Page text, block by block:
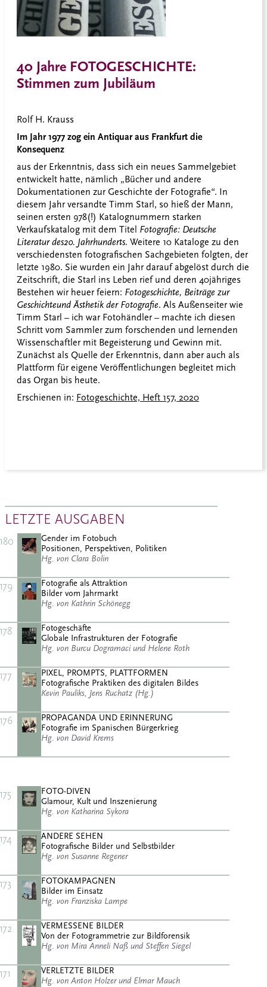
40 Jahre FOTOGESCHICHTE:
Stimmen zum Jubiläum
Rolf H. Krauss
Im Jahr 1977 zog ein Antiquar aus Frankfurt die
Konsequenz
aus der Erkenntnis, dass sich ein neues Sammelgebiet
entwickelt hatte, nämlich „Bücher und andere
Dokumentationen zur Geschichte der Fotografie“. In
diesem Jahr versandte Timm Starl, so hieß der Mann,
seinen ersten 978(!) Katalognummern starken
Verkaufskatalog mit dem Titel Fotografie: Deutsche
Literatur des20. Jahrhunderts. Weitere 10 Kataloge zu den
verschiedensten fotografischen Sachgebieten folgten, der
letzte 1980. Sie wurden ein Jahr darauf abgelöst durch die
Zeitschrift, die Starl ins Leben rief und deren 40jähriges
Bestehen wir heuer feiern: Fotogeschichte, Beiträge zur
Geschichteund Ästhetik der Fotografie. Als Außenseiter wie
Timm Starl – ich war Fotohändler – machte ich diesen
Schritt vom Sammler zum forschenden und lernenden
Wissenschaftler mit Begeisterung und Gewinn mit.
Zunächst als Quelle der Erkenntnis, dann aber auch als
Plattform für eigene Veröffentlichungen begleitet mich
das Organ bis heute.
Erschienen in: Fotogeschichte, Heft 157, 2020
LETZTE AUSGABEN
180
Gender im Fotobuch
Positionen, Perspektiven, Politiken
Hg. von Clara Bolin
179
Fotografie als Attraktion
Bilder vom Jahrmarkt
Hg. von Kathrin Schönegg
178
Fotogeschäfte
Globale Infrastrukturen der Fotografie
Hg. von Burcu Dogramaci und Helene Roth
177
PIXEL, PROMPTS, PLATTFORMEN
Fotografische Praktiken des digitalen Bildes
Kevin Pauliks, Jens Ruchatz (Hg.)
176
PROPAGANDA UND ERINNERUNG
Fotografie im Spanischen Bürgerkrieg
Hg. von David Krems
175
FOTO-DIVEN
Glamour, Kult und Inszenierung
Hg. von Katharina Sykora
174
ANDERE SEHEN
Fotografische Bilder und Selbstbilder
Hg. von Susanne Regener
173
FOTOKAMPAGNEN
Bilder im Einsatz
Hg. von Franziska Lampe
172
VERMESSENE BILDER
Von der Fotogrammetrie zur Bildforensik
Hg. von Mira Anneli Naß und Steffen Siegel
171
VERLETZTE BILDER
Hg. von Anton Holzer und Elmar Mauch